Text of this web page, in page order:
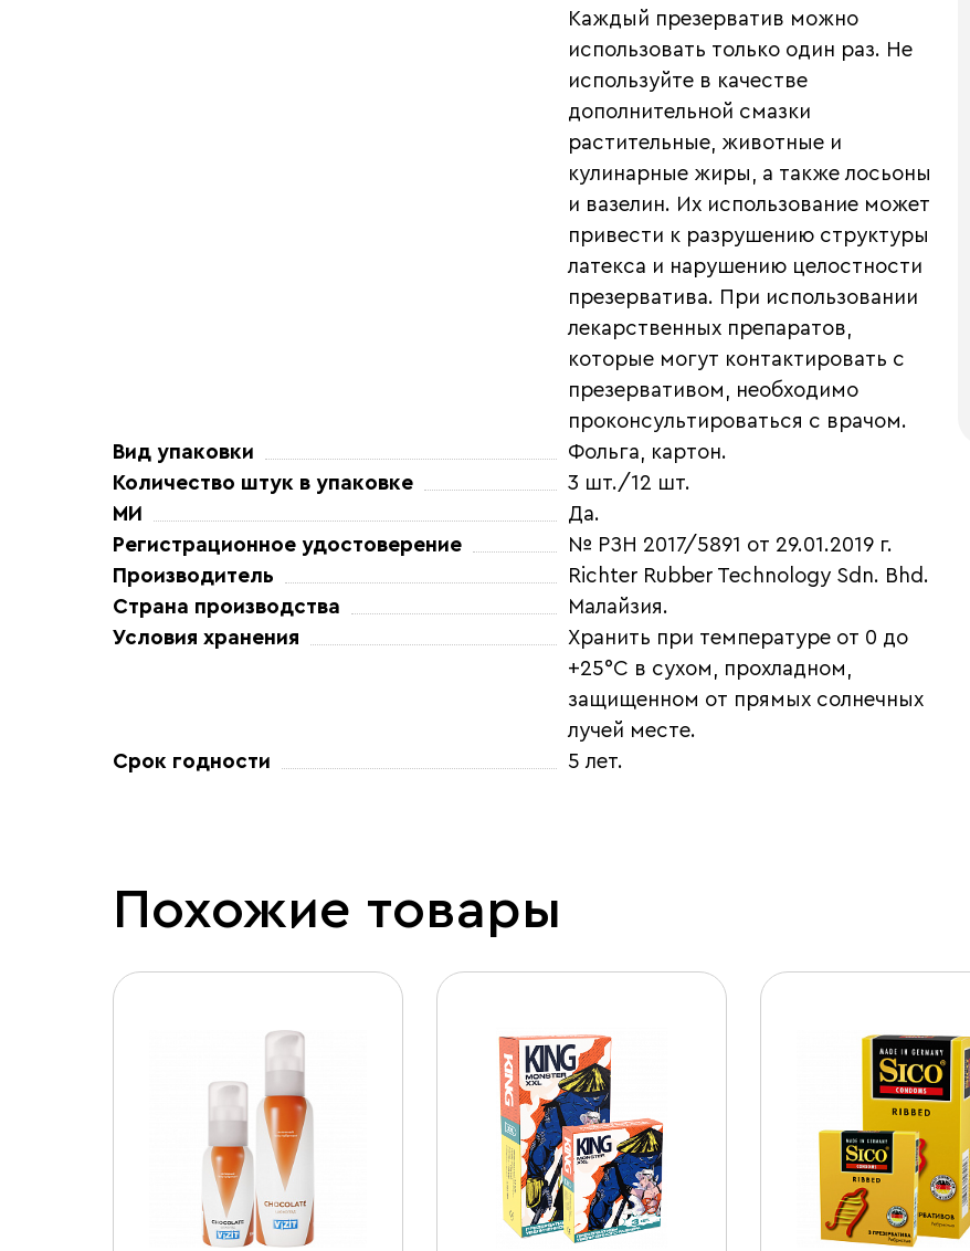
Каждый презерватив можно
использовать только один раз. Не
используйте в качестве
дополнительной смазки
растительные, животные и
кулинарные жиры, а также лосьоны
и вазелин. Их использование может
привести к разрушению структуры
латекса и нарушению целостности
презерватива. При использовании
лекарственных препаратов,
которые могут контактировать с
презервативом, необходимо
проконсультироваться с врачом.
Вид упаковки
Фольга, картон.
Количество штук в упаковке
3 шт./12 шт.
МИ
Да.
Регистрационное удостоверение
№ РЗН 2017/5891 от 29.01.2019 г.
Производитель
Richter Rubber Technology Sdn. Bhd.
Страна производства
Малайзия.
Условия хранения
Хранить при температуре от 0 до
+25°С в сухом, прохладном,
защищенном от прямых солнечных
лучей месте.
Срок годности
5 лет.
Похожие товары